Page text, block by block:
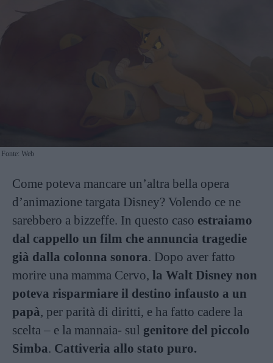
Fonte: Web
Come poteva mancare un’altra bella opera
d’animazione targata Disney? Volendo ce ne
sarebbero a bizzeffe. In questo caso estraiamo
dal cappello un film che annuncia tragedie
già dalla colonna sonora. Dopo aver fatto
morire una mamma Cervo, la Walt Disney non
poteva risparmiare il destino infausto a un
papà, per parità di diritti, e ha fatto cadere la
scelta – e la mannaia- sul genitore del piccolo
Simba. Cattiveria allo stato puro.